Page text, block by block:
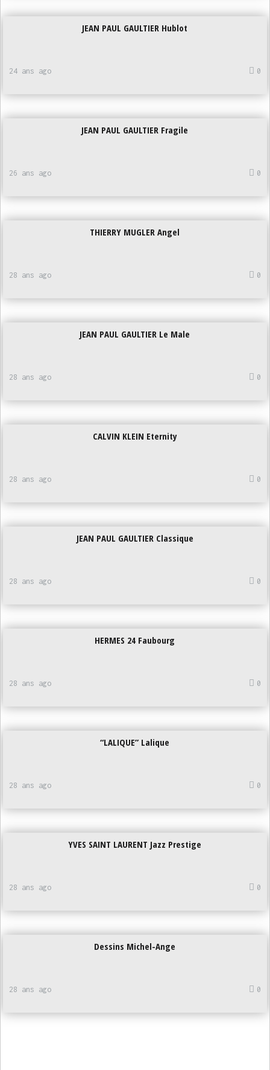
JEAN PAUL GAULTIER Hublot
0
24 ans ago
JEAN PAUL GAULTIER Fragile
0
26 ans ago
THIERRY MUGLER Angel
0
28 ans ago
JEAN PAUL GAULTIER Le Male
0
28 ans ago
CALVIN KLEIN Eternity
0
28 ans ago
JEAN PAUL GAULTIER Classique
0
28 ans ago
HERMES 24 Faubourg
0
28 ans ago
“LALIQUE” Lalique
0
28 ans ago
YVES SAINT LAURENT Jazz Prestige
0
28 ans ago
Dessins Michel-Ange
0
28 ans ago